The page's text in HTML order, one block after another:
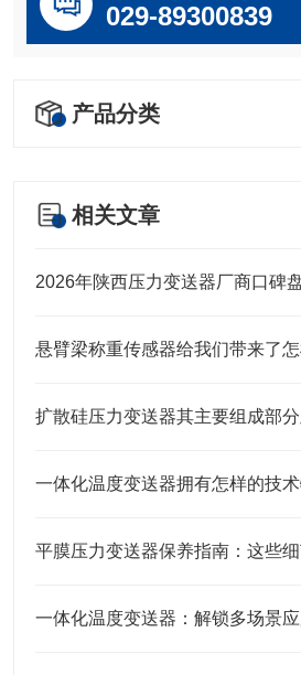
029-89300839
产品分类
相关文章
悬臂梁称重传感器给我们带来了
扩散硅压力变送器其主要组成部
一体化温度变送器拥有怎样的技术
平膜压力变送器保养指南：这些